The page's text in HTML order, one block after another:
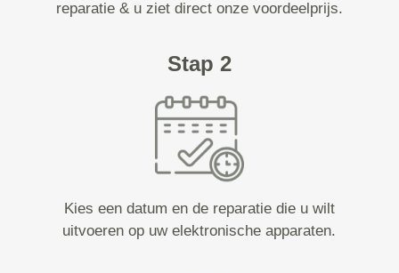
reparatie & u ziet direct onze voordeelprijs.
Stap 2
Kies een datum en de reparatie die u wilt
uitvoeren op uw elektronische apparaten.